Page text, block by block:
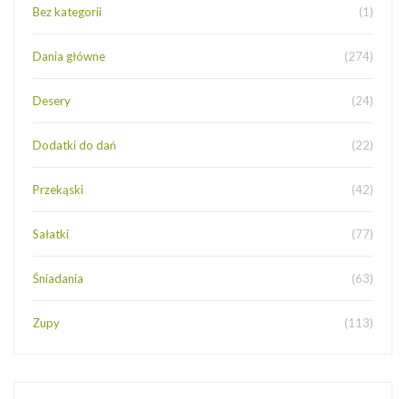
Bez kategorii (1)
Dania główne (274)
Desery (24)
Dodatki do dań (22)
Przekąski (42)
Sałatki (77)
Śniadania (63)
Zupy (113)